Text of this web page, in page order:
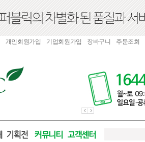
개인회원가입 기업회원가입 장바구니 주문조회